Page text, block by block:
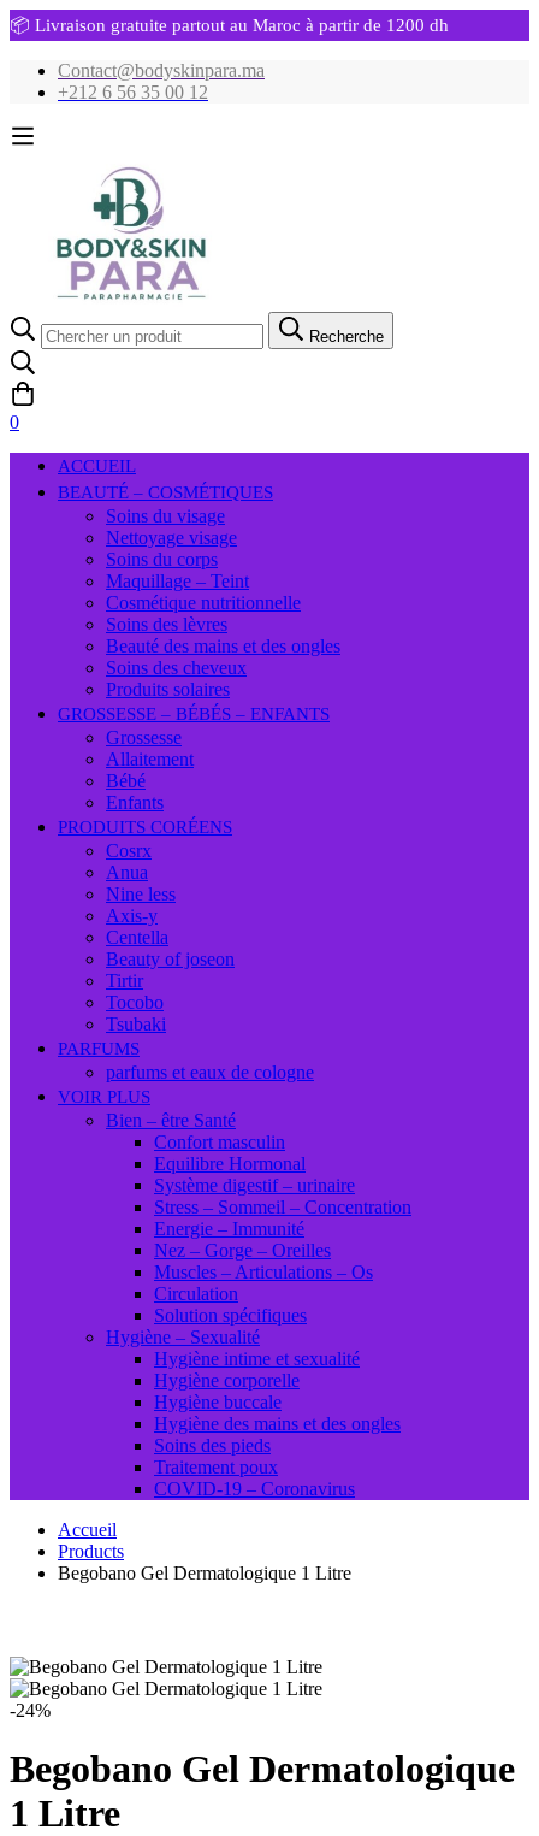
📦 Livraison gratuite partout au Maroc à partir de 1200 dh
Contact@bodyskinpara.ma
+212 6 56 35 00 12
Recherche
pour:
Recherche
0
ACCUEIL
BEAUTÉ – COSMÉTIQUES
Soins du visage
Nettoyage visage
Soins du corps
Maquillage – Teint
Cosmétique nutritionnelle
Soins des lèvres
Beauté des mains et des ongles
Soins des cheveux
Produits solaires
GROSSESSE – BÉBÉS – ENFANTS
Grossesse
Allaitement
Bébé
Enfants
PRODUITS CORÉENS
Cosrx
Anua
Nine less
Axis-y
Centella
Beauty of joseon
Tirtir
Tocobo
Tsubaki
PARFUMS
parfums et eaux de cologne
VOIR PLUS
Bien – être Santé
Confort masculin
Equilibre Hormonal
Système digestif – urinaire
Stress – Sommeil – Concentration
Energie – Immunité
Nez – Gorge – Oreilles
Muscles – Articulations – Os
Circulation
Solution spécifiques
Hygiène – Sexualité
Hygiène intime et sexualité
Hygiène corporelle
Hygiène buccale
Hygiène des mains et des ongles
Soins des pieds
Traitement poux
COVID-19 – Coronavirus
Accueil
Products
Begobano Gel Dermatologique 1 Litre
-24%
Begobano Gel Dermatologique
1 Litre